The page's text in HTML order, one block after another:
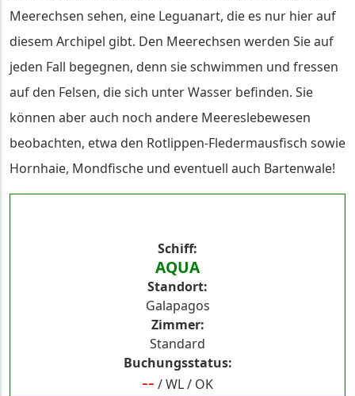
Meerechsen sehen, eine Leguanart, die es nur hier auf
diesem Archipel gibt. Den Meerechsen werden Sie auf
jeden Fall begegnen, denn sie schwimmen und fressen
auf den Felsen, die sich unter Wasser befinden. Sie
können aber auch noch andere Meereslebewesen
beobachten, etwa den Rotlippen-Fledermausfisch sowie
Hornhaie, Mondfische und eventuell auch Bartenwale!
Schiff
AQUA
Standort
Galapagos
Zimmer
Standard
Buchungsstatus
-- /WL/ OK